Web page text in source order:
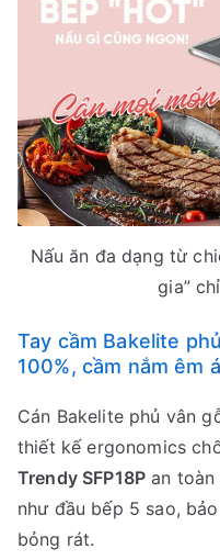
Nấu ăn đa dạng từ
gia”
Tay cầm Bakelite
100%, cầm nắm êm
Cán Bakelite phủ vân
thiết kế ergonomics
Trendy SFP18P an
như đầu bếp 5 sao,
bỏng rát.